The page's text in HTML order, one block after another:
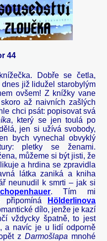
44
Dobře se četla,
již lidužel starobylým
ovšem! Z knížky vane
až naivních zašlých
chci psát: popisovat svá
, který se jen toulá po
jen si užívá svobody,
bych vynechal obvyklý
pletky se ženami.
můžeme si být jisti, že
a hrdina se zpravidla
látka zaniká a kniha
neunudil k smrti – jak si
. Tím mi
připomíná
Hölderlinova
dílo, jenže je kazí
vždycky špatně, to jest
a navíc je u lidí odporně
zDarmošlapa mnohé